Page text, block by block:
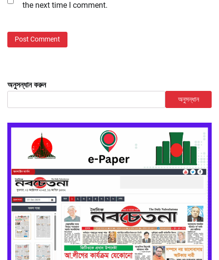
the next time I comment.
অনুসন্ধান করুন
অনুসন্ধান